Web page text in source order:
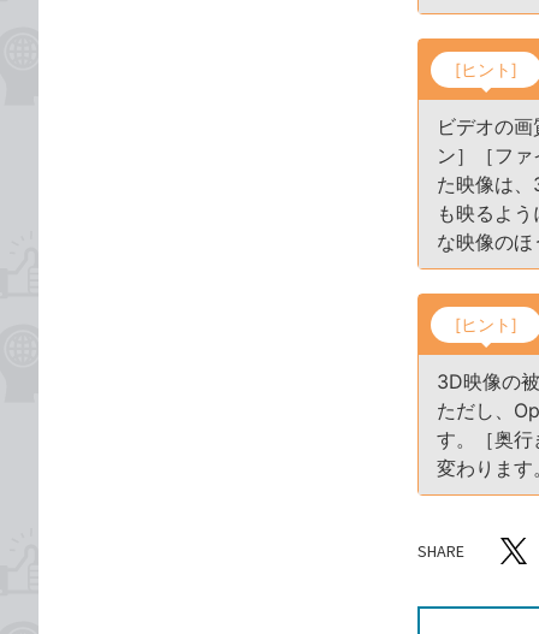
[ヒント]
ビデオの
ン］［フ
た映像は
も映るよ
な映像の
[ヒント]
3D映像の
ただし、
す。［奥行
変わります
SHARE
記事を X